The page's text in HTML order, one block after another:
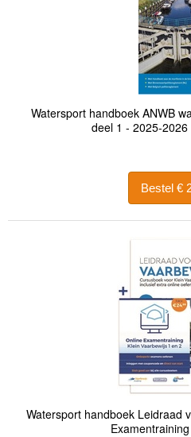
Watersport handboek ANWB
deel 1 - 2025-
Watersport handboek Leidraad